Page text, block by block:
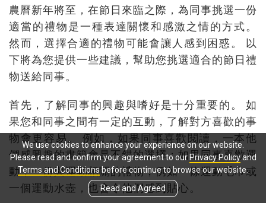
農曆新年將至，在節日來臨之際，為同事挑選一份
適當的禮物是一種表達關懷和感激之情的方式。
然而，選擇合適的禮物可能會讓人感到困惑。 以
下將為您提供一些建議，幫助您挑選適合的節日禮
物送給同事。
首先，了解同事的興趣與嗜好是十分重要的。 如
果您和同事之間有一定的互動，了解對方喜歡的事
物會更容易。 例如，如果同事喜歡閱讀，一本他
們感興趣的書籍會是不錯的選擇；如果同事喜歡運
動，一份與運動相關的禮物，例如一條運動毛巾或
一個運動水壺，也會令他們感到貼心。
We use cookies to enhance your experience on our website.
Please read and confirm your agreement to our Privacy Policyand
Terms and Conditionsbefore continue to browse our website.
Read and Agreed